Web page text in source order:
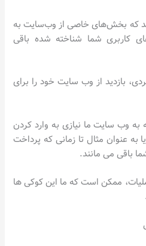
که بخش‌های خاصی از وب‌سایت به
کاربری شما شناخته شده باقی
بازدید از وب سایت خود را برای
به وب سایت ما نیازی به وارد کردن
به عنوان مثال تا زمانی که پرداخت
باقی می مانند.
ممکن است که ما این کوکی ها